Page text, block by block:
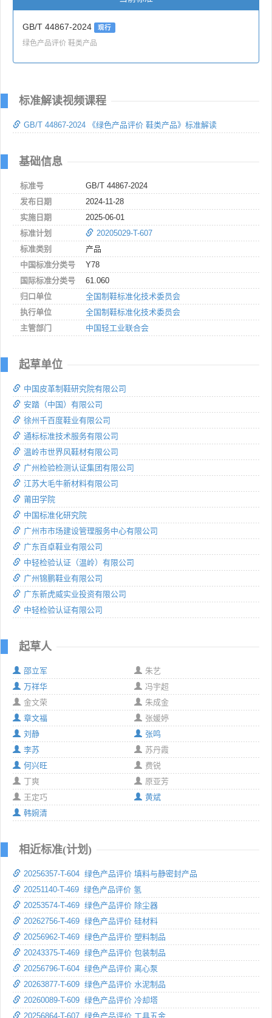
GB/T 44867-2024 现行
绿色产品评价 鞋类产品
标准解读视频课程
GB/T 44867-2024 《绿色产品评价 鞋类产品》标准解读
基础信息
标准号
GB/T 44867-2024
发布日期
2024-11-28
实施日期
2025-06-01
标准计划
20205029-T-607
标准类别
产品
中国标准分类号
Y78
国际标准分类号
61.060
归口单位
全国制鞋标准化技术委员会
执行单位
全国制鞋标准化技术委员会
主管部门
中国轻工业联合会
起草单位
中国皮革制鞋研究院有限公司
安踏（中国）有限公司
徐州千百度鞋业有限公司
通标标准技术服务有限公司
温岭市世界风鞋材有限公司
广州检验检测认证集团有限公司
江苏大毛牛新材料有限公司
莆田学院
中国标准化研究院
广州市市场建设管理服务中心有限公司
广东百卓鞋业有限公司
中轻检验认证（温岭）有限公司
广州锦鹏鞋业有限公司
广东新虎威实业投资有限公司
中轻检验认证有限公司
起草人
邵立军
朱艺
万祥华
冯宇超
金文荣
朱成金
章文福
张媛婷
刘静
张鸣
李苏
苏丹霞
何兴旺
费锐
丁爽
原亚芳
王定巧
黄斌
韩婉清
相近标准(计划)
20256357-T-604 绿色产品评价 填料与静密封产品
20251140-T-469 绿色产品评价 氢
20253574-T-469 绿色产品评价 除尘器
20262756-T-469 绿色产品评价 硅材料
20256962-T-469 绿色产品评价 塑料制品
20243375-T-469 绿色产品评价 包装制品
20256796-T-604 绿色产品评价 离心泵
20263877-T-609 绿色产品评价 水泥制品
20260089-T-609 绿色产品评价 冷却塔
20256864-T-607 绿色产品评价 工具五金